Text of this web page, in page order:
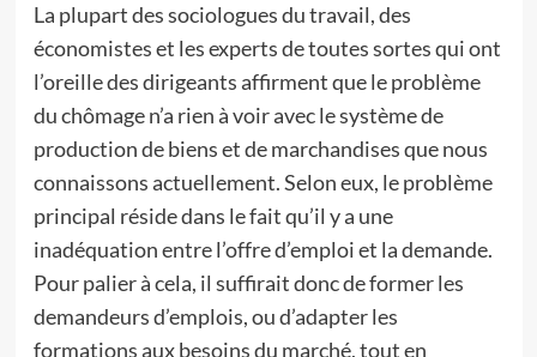
La plupart des sociologues du travail, des
économistes et les experts de toutes sortes qui ont
l’oreille des dirigeants affirment que le problème
du chômage n’a rien à voir avec le système de
production de biens et de marchandises que nous
connaissons actuellement. Selon eux, le problème
principal réside dans le fait qu’il y a une
inadéquation entre l’offre d’emploi et la demande.
Pour palier à cela, il suffirait donc de former les
demandeurs d’emplois, ou d’adapter les
formations aux besoins du marché, tout en